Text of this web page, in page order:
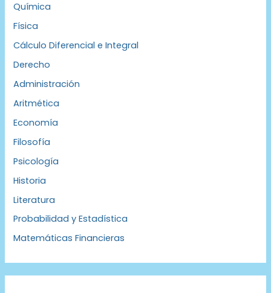
Química
Física
Cálculo Diferencial e Integral
Derecho
Administración
Aritmética
Economía
Filosofía
Psicología
Historia
Literatura
Probabilidad y Estadística
Matemáticas Financieras